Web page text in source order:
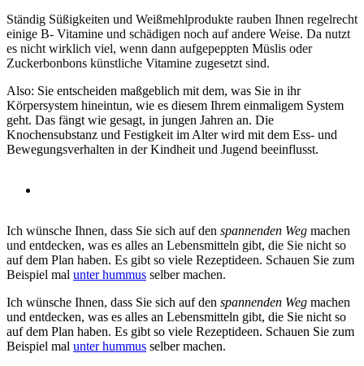
Ständig Süßigkeiten und Weißmehlprodukte rauben Ihnen regelrecht
einige B- Vitamine und schädigen noch auf andere Weise. Da nutzt
es nicht wirklich viel, wenn dann aufgepeppten Müslis oder
Zuckerbonbons künstliche Vitamine zugesetzt sind.
Also: Sie entscheiden maßgeblich mit dem, was Sie in ihr
Körpersystem hineintun, wie es diesem Ihrem einmaligem System
geht. Das fängt wie gesagt, in jungen Jahren an. Die
Knochensubstanz und Festigkeit im Alter wird mit dem Ess- und
Bewegungsverhalten in der Kindheit und Jugend beeinflusst.
Ich wünsche Ihnen, dass Sie sich auf den spannenden Weg machen
und entdecken, was es alles an Lebensmitteln gibt, die Sie nicht so
auf dem Plan haben. Es gibt so viele Rezeptideen. Schauen Sie zum
Beispiel mal unter hummus selber machen.
Ich wünsche Ihnen, dass Sie sich auf den spannenden Weg machen
und entdecken, was es alles an Lebensmitteln gibt, die Sie nicht so
auf dem Plan haben. Es gibt so viele Rezeptideen. Schauen Sie zum
Beispiel mal unter hummus selber machen.